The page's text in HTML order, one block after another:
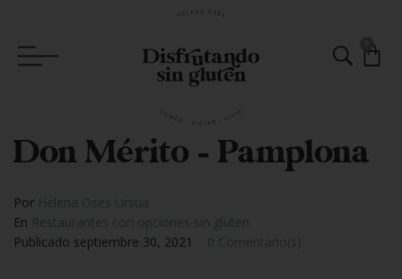
Don Mérito – Pamplona
Por Helena Oses Ursua
En Restaurantes con opciones sin gluten
Publicado septiembre 30, 2021 0 Comentario(s)